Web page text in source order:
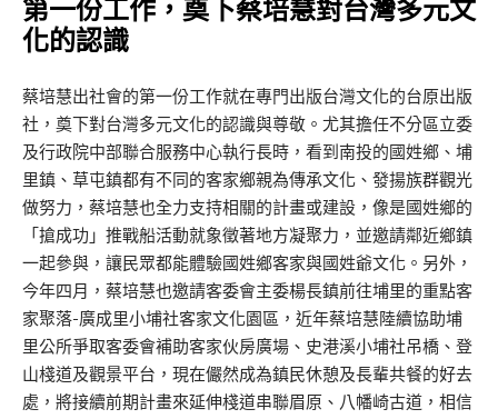
第一份工作，奠下蔡培慧對台灣多元文
化的認識
蔡培慧出社會的第一份工作就在專門出版台灣文化的台原出版
社，奠下對台灣多元文化的認識與尊敬。尤其擔任不分區立委
及行政院中部聯合服務中心執行長時，看到南投的國姓鄉、埔
里鎮、草屯鎮都有不同的客家鄉親為傳承文化、發揚族群觀光
做努力，蔡培慧也全力支持相關的計畫或建設，像是國姓鄉的
「搶成功」推戰船活動​​就象徵著地方凝聚力，並邀請鄰近鄉鎮
一起參與，讓民眾都能體驗國姓鄉客家與國姓爺文化。另外，
今年四月，蔡培慧也邀請客委會主委楊長鎮前往埔里的重點客
家聚落-廣成里小埔社客家文化園區，近年蔡培慧陸續協助埔
里公所爭取客委會補助客家伙房廣場、史港溪小埔社吊橋、登
山棧道及觀景平台，現在儼然成為鎮民休憩及長輩共餐的好去
處，將接續前期計畫來延伸棧道串聯眉原、八幡崎古道，相信